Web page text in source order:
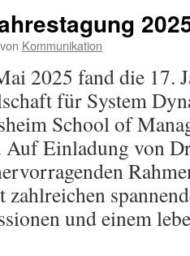
von Kommunikation
2025 fand die 17.
für System
School of
Auf Einladung von
und einem